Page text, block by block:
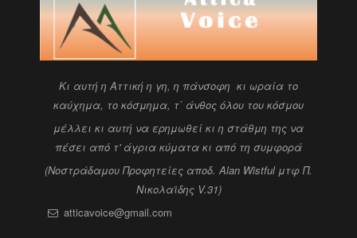
Kι αυτή η Αττική η γη, η πάνσοφη κι ωραία το
καύχημα, το κόσμημα, τ΄ άνθος όλου του κόσμου
μέλλει κι αυτή να ερημωθεί κι η στάθμη της να
πέσει από τ' άγρια κύματα κι από τη συμφορά
(Νοστράδαμου Προφητείες αποδ. Alan Wistful μτφ Π.
Νικολαϊδης V.31)
atticavoice@gmail.com